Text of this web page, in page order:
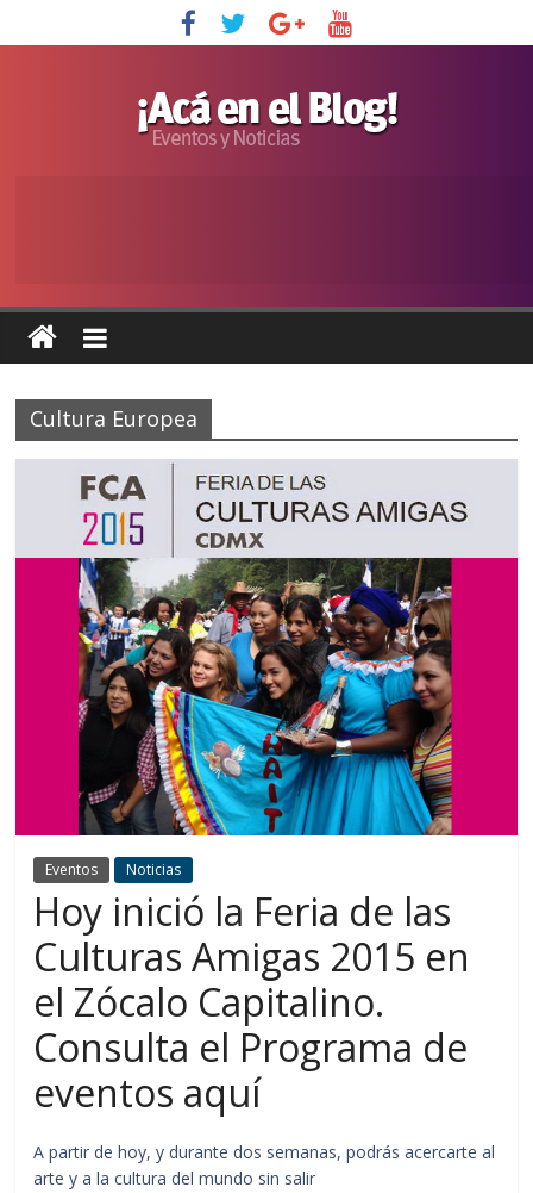
Cultura Europea
Eventos Noticias
Hoy inició la Feria de las
Culturas Amigas 2015 en
el Zócalo Capitalino.
Consulta el Programa de
eventos aquí
A partir de hoy, y durante dos semanas, podrás acercarte al
arte y a la cultura del mundo sin salir